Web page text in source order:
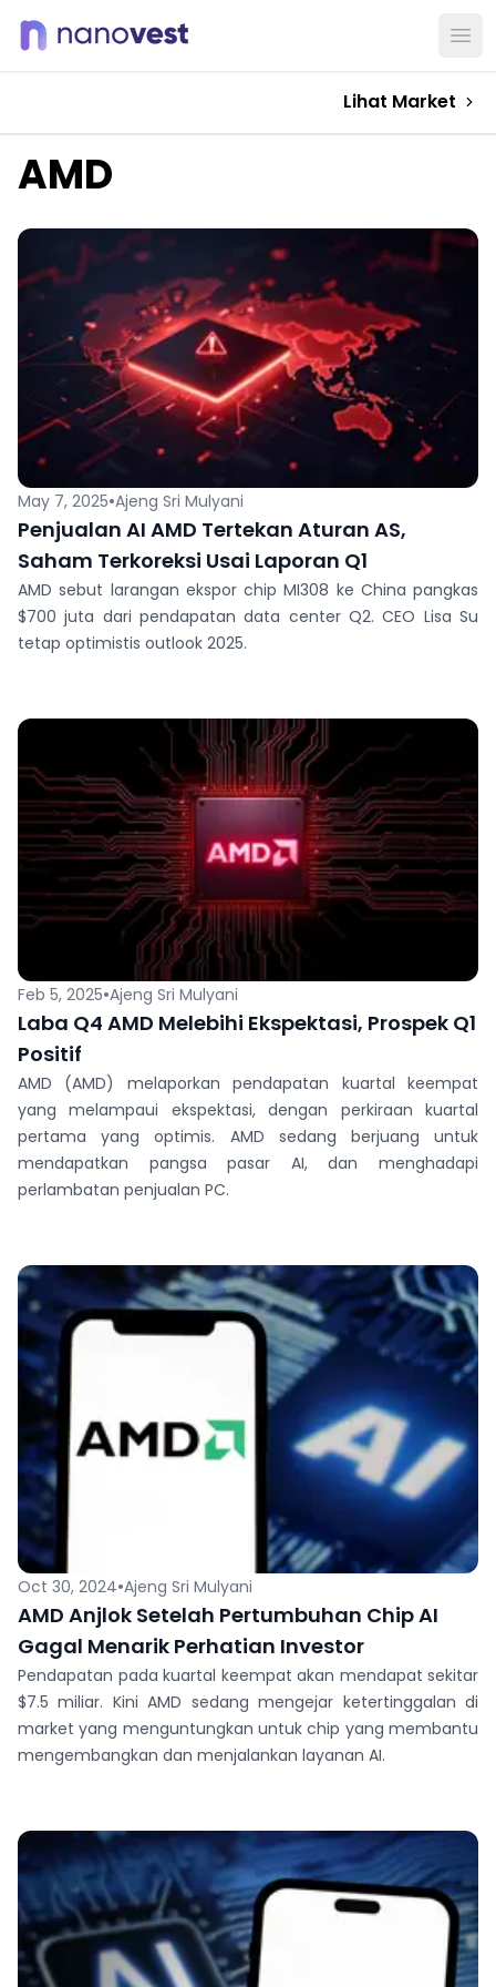
Lihat Market
AMD
May 7, 2025•Ajeng Sri Mulyani
Penjualan AI AMD Tertekan Aturan AS,
Saham Terkoreksi Usai Laporan Q1
AMD sebut larangan ekspor chip MI308 ke China pangkas
$700 juta dari pendapatan data center Q2. CEO Lisa Su
tetap optimistis outlook 2025.
Feb 5, 2025•Ajeng Sri Mulyani
Laba Q4 AMD Melebihi Ekspektasi, Prospek Q1
Positif
AMD (AMD) melaporkan pendapatan kuartal keempat
yang melampaui ekspektasi, dengan perkiraan kuartal
pertama yang optimis. AMD sedang berjuang untuk
mendapatkan pangsa pasar AI, dan menghadapi
perlambatan penjualan PC.
Oct 30, 2024•Ajeng Sri Mulyani
AMD Anjlok Setelah Pertumbuhan Chip AI
Gagal Menarik Perhatian Investor
Pendapatan pada kuartal keempat akan mendapat sekitar
$7.5 miliar. Kini AMD sedang mengejar ketertinggalan di
market yang menguntungkan untuk chip yang membantu
mengembangkan dan menjalankan layanan AI.